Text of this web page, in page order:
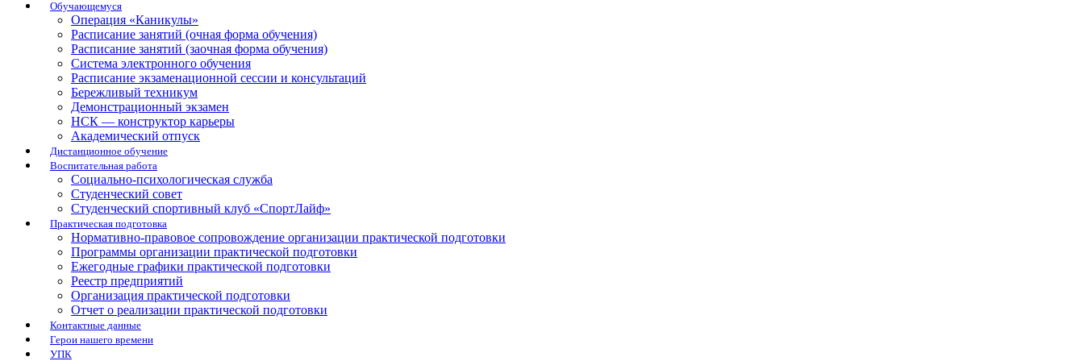
Обучающемуся
Операция «Каникулы»
Расписание занятий (очная форма обучения)
Расписание занятий (заочная форма обучения)
Система электронного обучения
Расписание экзаменационной сессии и консультаций
Бережливый техникум
Демонстрационный экзамен
НСК — конструктор карьеры
Академический отпуск
Дистанционное обучение
Воспитательная работа
Социально-психологическая служба
Студенческий совет
Студенческий спортивный клуб «СпортЛайф»
Практическая подготовка
Нормативно-правовое сопровождение организации практической подготовки
Программы организации практической подготовки
Ежегодные графики практической подготовки
Реестр предприятий
Организация практической подготовки
Отчет о реализации практической подготовки
Контактные данные
Герои нашего времени
УПК